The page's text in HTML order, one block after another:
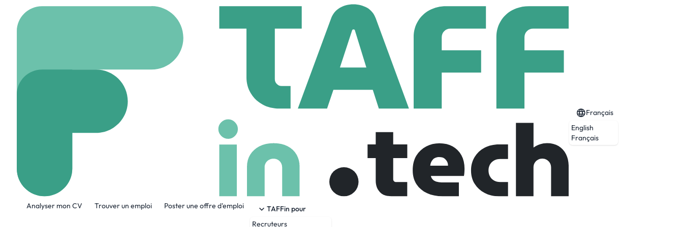
Analyser mon CV Trouver un emploi Poster une offre d'emploi
TAFFin pour
Recruteurs
Français
English
Français
Connect Fibre
178 Employees
Connect Fibre uses only the latest Full Fibre and Wi-Fi 7 technology to provide reliable Hyperfast broadband up to 2000Mbps to homes and